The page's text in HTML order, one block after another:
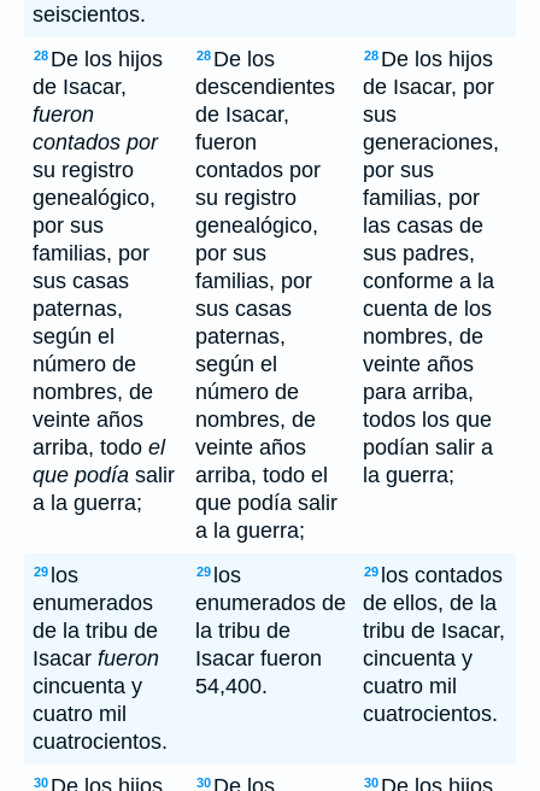
seiscientos.
28 De los hijos
de Isacar,
fueron
contados por
su registro
genealógico,
por sus
familias, por
sus casas
paternas,
según el
número de
nombres, de
veinte años
arriba, todo el
que podía salir
a la guerra;
28 De los
descendientes
de Isacar,
fueron
contados por
su registro
genealógico,
por sus
familias, por
sus casas
paternas,
según el
número de
nombres, de
veinte años
arriba, todo el
que podía salir
a la guerra;
28 De los hijos
de Isacar, por
sus
generaciones,
por sus
familias, por
las casas de
sus padres,
conforme a la
cuenta de los
nombres, de
veinte años
para arriba,
todos los que
podían salir a
la guerra;
29 los
enumerados
de la tribu de
Isacar fueron
cincuenta y
cuatro mil
cuatrocientos.
29 los
enumerados de
la tribu de
Isacar fueron
54,400.
29 los contados
de ellos, de la
tribu de Isacar,
cincuenta y
cuatro mil
cuatrocientos.
30 De los hijos 30 De los 30 De los hijos